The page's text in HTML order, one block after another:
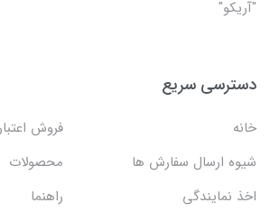
"آریکو"
دسترسی سریع
خانه
فروش
شیوه ارسال سفارش ها
محصولات
اخذ نمایندگی
راهنما